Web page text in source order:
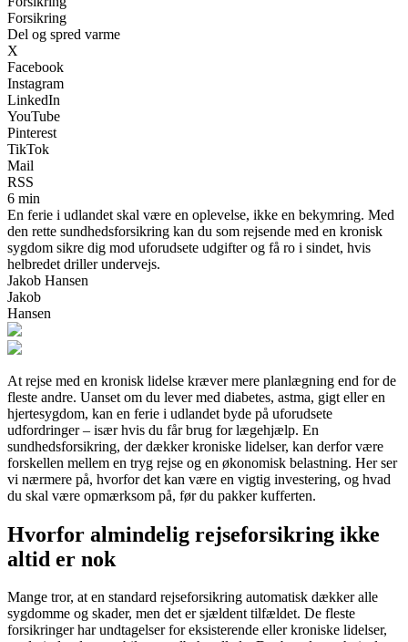
Forsikring
Del og spred varme
X
Facebook
Instagram
LinkedIn
YouTube
Pinterest
TikTok
Mail
RSS
6 min
En ferie i udlandet skal være en oplevelse, ikke en bekymring. Med
den rette sundhedsforsikring kan du som rejsende med en kronisk
sygdom sikre dig mod uforudsete udgifter og få ro i sindet, hvis
helbredet driller undervejs.
Jakob Hansen
Jakob
Hansen
At rejse med en kronisk lidelse kræver mere planlægning end for de
fleste andre. Uanset om du lever med diabetes, astma, gigt eller en
hjertesygdom, kan en ferie i udlandet byde på uforudsete
udfordringer – især hvis du får brug for lægehjælp. En
sundhedsforsikring, der dækker kroniske lidelser, kan derfor være
forskellen mellem en tryg rejse og en økonomisk belastning. Her ser
vi nærmere på, hvorfor det kan være en vigtig investering, og hvad
du skal være opmærksom på, før du pakker kufferten.
Hvorfor almindelig rejseforsikring ikke
altid er nok
Mange tror, at en standard rejseforsikring automatisk dækker alle
sygdomme og skader, men det er sjældent tilfældet. De fleste
forsikringer har undtagelser for eksisterende eller kroniske lidelser,